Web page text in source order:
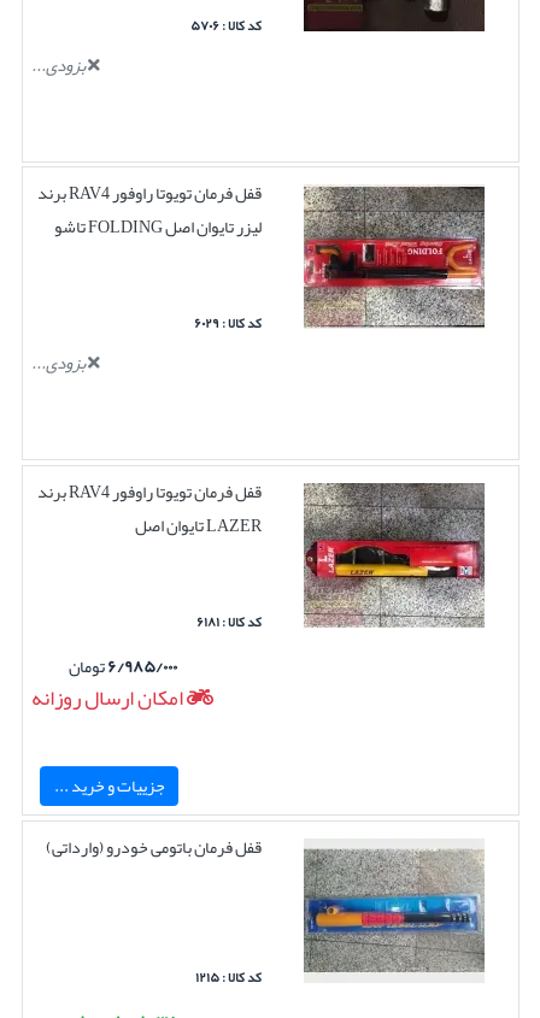
کد کالا : ۵۷۰۶
بزودی...
قفل فرمان تویوتا راوفور RAV4 برند
لیزر تایوان اصل FOLDING تاشو
کد کالا : ۶۰۲۹
بزودی...
قفل فرمان تویوتا راوفور RAV4 برند
LAZER تایوان اصل
کد کالا : ۶۱۸۱
۶/۹۸۵/۰۰۰تومان
امکان ارسال روزانه
جزییات و خرید ...
قفل فرمان باتومی خودرو (وارداتی)
کد کالا : ۱۲۱۵